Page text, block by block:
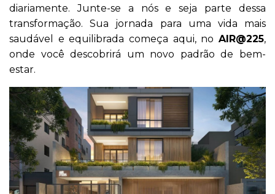
diariamente. Junte-se a nós e seja parte dessa
transformação. Sua jornada para uma vida mais
saudável e equilibrada começa aqui, no AIR@225,
onde você descobrirá um novo padrão de bem-
estar.